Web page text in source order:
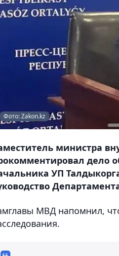
Фото: Zakon.kz
министра
дело
УП
МВД напомнил,